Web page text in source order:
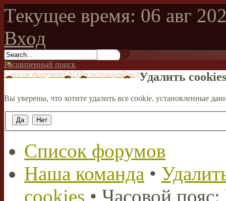
Текущее время: 06 авг
Вход
Расширенный поиск
Список форумовFAQРегистрацияВходУдалить
Вы уверены, что хотите удалить все cookie, установленные
Список форумов
Наша команда •
cookies • Часовой